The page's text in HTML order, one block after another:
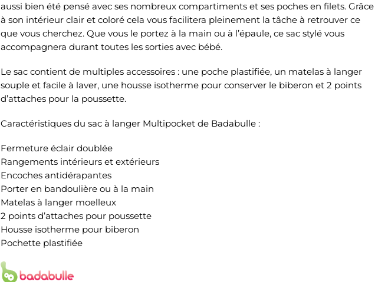
aussi bien été pensé avec ses nombreux compartiments et ses poches en filets. Grâce
à son intérieur clair et coloré cela vous facilitera pleinement la tâche à retrouver ce
que vous cherchez. Que vous le portez à la main ou à l’épaule, ce sac stylé vous
accompagnera durant toutes les sorties avec bébé.
Le sac contient de multiples accessoires : une poche plastifiée, un matelas à langer
souple et facile à laver, une housse isotherme pour conserver le biberon et 2 points
d’attaches pour la poussette.
Caractéristiques du sac à langer Multipocket de Badabulle :
Fermeture éclair doublée
Rangements intérieurs et extérieurs
Encoches antidérapantes
Porter en bandoulière ou à la main
Matelas à langer moelleux
2 points d’attaches pour poussette
Housse isotherme pour biberon
Pochette plastifiée